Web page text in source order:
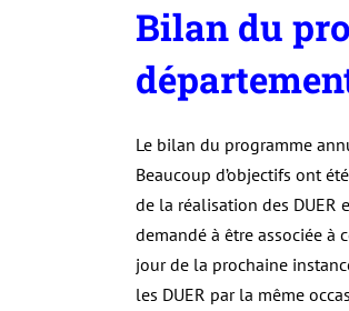
Bilan du
Le bilan du programme
Beaucoup d’objectifs ont
de la réalisation des DUER
demandé à être associée à
jour de la prochaine
les DUER par la même